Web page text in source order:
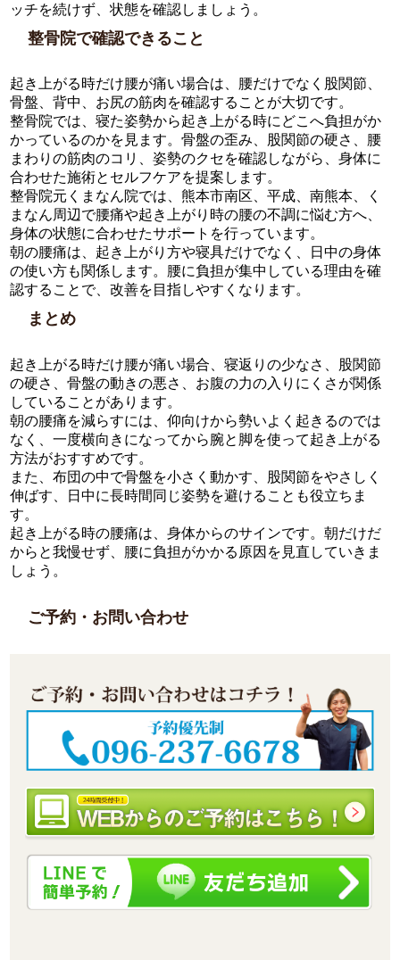
ッチを続けず、状態を確認しましょう。
整骨院で確認できること
起き上がる時だけ腰が痛い場合は、腰だけでなく股関節、
骨盤、背中、お尻の筋肉を確認することが大切です。
整骨院では、寝た姿勢から起き上がる時にどこへ負担がか
かっているのかを見ます。骨盤の歪み、股関節の硬さ、腰
まわりの筋肉のコリ、姿勢のクセを確認しながら、身体に
合わせた施術とセルフケアを提案します。
整骨院元くまなん院では、熊本市南区、平成、南熊本、く
まなん周辺で腰痛や起き上がり時の腰の不調に悩む方へ、
身体の状態に合わせたサポートを行っています。
朝の腰痛は、起き上がり方や寝具だけでなく、日中の身体
の使い方も関係します。腰に負担が集中している理由を確
認することで、改善を目指しやすくなります。
まとめ
起き上がる時だけ腰が痛い場合、寝返りの少なさ、股関節
の硬さ、骨盤の動きの悪さ、お腹の力の入りにくさが関係
していることがあります。
朝の腰痛を減らすには、仰向けから勢いよく起きるのでは
なく、一度横向きになってから腕と脚を使って起き上がる
方法がおすすめです。
また、布団の中で骨盤を小さく動かす、股関節をやさしく
伸ばす、日中に長時間同じ姿勢を避けることも役立ちま
す。
起き上がる時の腰痛は、身体からのサインです。朝だけだ
からと我慢せず、腰に負担がかかる原因を見直していきま
しょう。
ご予約・お問い合わせ